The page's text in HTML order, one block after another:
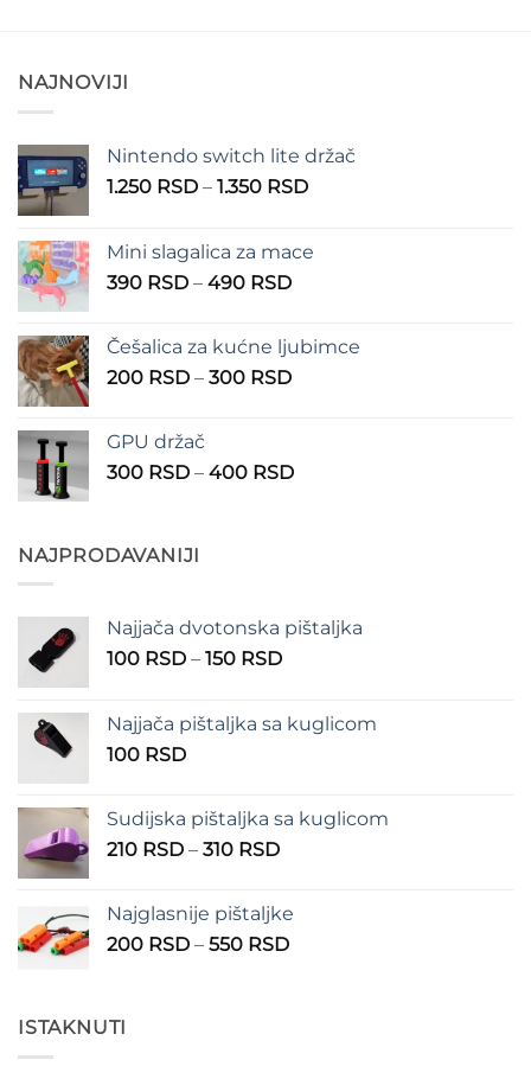
NAJNOVIJI
Nintendo switch lite držač
1.250 RSD – 1.350 RSDRaspon
1.250 RSD
Mini slagalica za mace
390 RSD – 490 RSDRaspon
390 RSD
do
Češalica za kućne ljubimce
200 RSD – 300 RSDRaspon
do
GPU držač
300 RSD – 400 RSDRaspon
NAJPRODAVANIJI
Najjača dvotonska pištaljka
100 RSD – 150 RSDRaspon
100 RSD
Najjača pištaljka sa kuglicom
100 RSD
Sudijska pištaljka sa kuglicom
210 RSD – 310 RSDRaspon
210 RSD
do
Najglasnije pištaljke
200 RSD – 550 RSDRaspon
ISTAKNUTI